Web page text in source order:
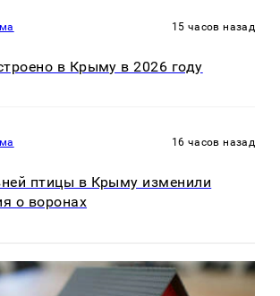
15 часов назад
в Крыму в 2026 году
16 часов назад
птицы в Крыму изменили
о воронах